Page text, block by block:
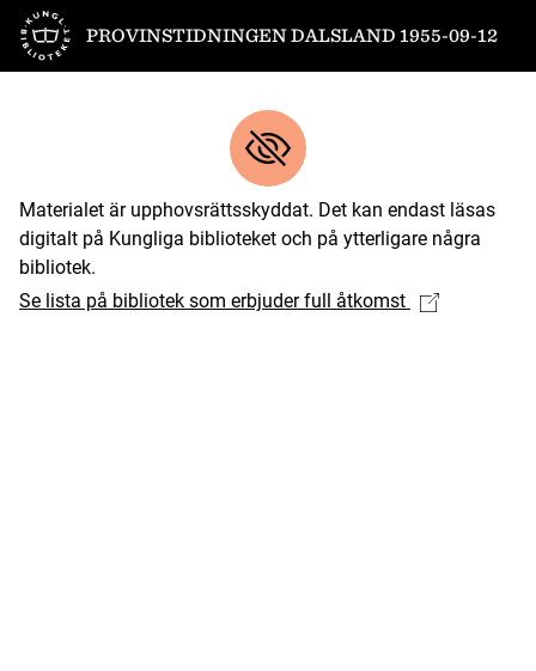
Till startsidan
PROVINSTIDNINGEN DALSLAND 1955-09-12
Materialet är upphovsrättsskyddat. Det kan endast läsas
digitalt på Kungliga biblioteket och på ytterligare några
bibliotek.
Se lista på bibliotek som erbjuder full åtkomst